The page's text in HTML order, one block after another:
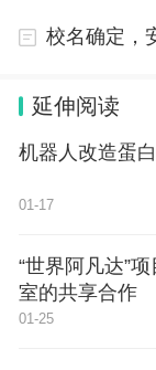
校名确定，
延伸阅读
机器人改造蛋
01-17
“世界阿凡达”
室的共享合作
01-25